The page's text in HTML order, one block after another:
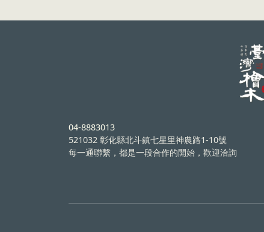
04-8883013
521032 彰化縣北斗鎮七星里神農路1-10號
每一通聯繫，都是一段合作的開始，歡迎洽詢